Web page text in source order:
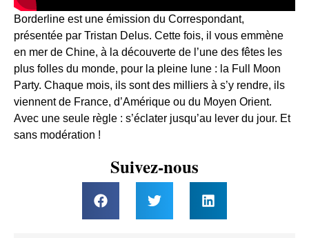
Borderline est une émission du Correspondant,
présentée par Tristan Delus. Cette fois, il vous emmène
en mer de Chine, à la découverte de l’une des fêtes les
plus folles du monde, pour la pleine lune : la Full Moon
Party. Chaque mois, ils sont des milliers à s’y rendre, ils
viennent de France, d’Amérique ou du Moyen Orient.
Avec une seule règle : s’éclater jusqu’au lever du jour. Et
sans modération !
Suivez-nous